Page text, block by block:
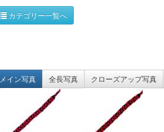
カテゴリー一覧へ
メイン写真 全長写真 クローズアップ写真